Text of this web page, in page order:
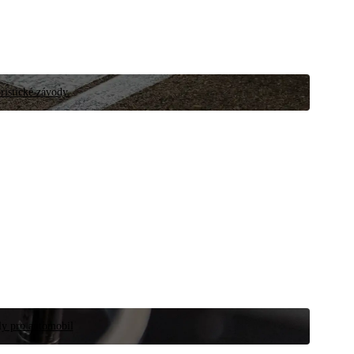
závody.
pro automobil